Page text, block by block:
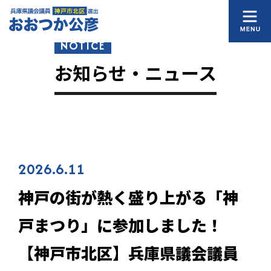
NOTICE
お知らせ・ニュース
2026.6.11
神戸の街が熱く盛り上がる「神
戸まつり」に参加しました！
【神戸市北区】兵庫県議会議員